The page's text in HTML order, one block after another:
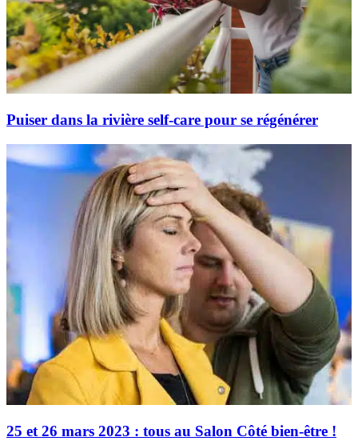
Puiser dans la rivière self-care pour se régénérer
25 et 26 mars 2023 : tous au Salon Côté bien-être !